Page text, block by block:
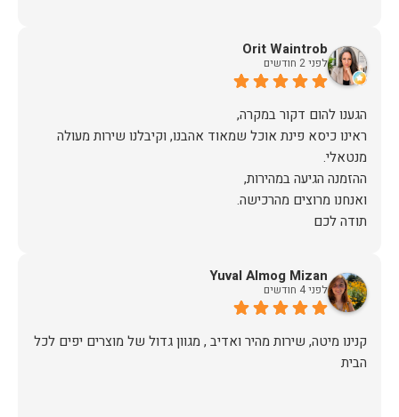
Orit Waintrob
לפני 2 חודשים
ראינו כיסא פינת אוכל שמאוד אהבנו, וקיבלנו שירות מעולה
תודה לכם
Yuval Almog Mizan
לפני 4 חודשים
קנינו מיטה, שירות מהיר ואדיב , מגוון גדול של מוצרים יפים לכל
הבית